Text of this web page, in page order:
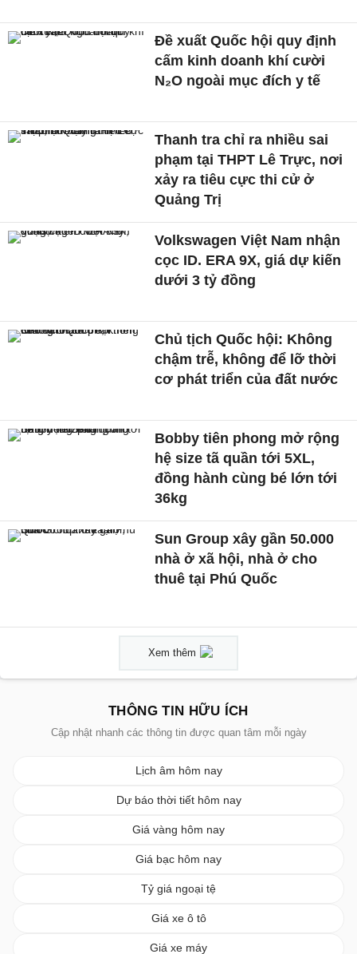
Đề xuất Quốc hội quy định
cấm kinh doanh khí cười
N₂O ngoài mục đích y tế
Thanh tra chỉ ra nhiều sai
phạm tại THPT Lê Trực, nơi
xảy ra tiêu cực thi cử ở
Quảng Trị
Volkswagen Việt Nam nhận
cọc ID. ERA 9X, giá dự kiến
dưới 3 tỷ đồng
Chủ tịch Quốc hội: Không
chậm trễ, không để lỡ thời
cơ phát triển của đất nước
Bobby tiên phong mở rộng
hệ size tã quần tới 5XL,
đồng hành cùng bé lớn tới
36kg
Sun Group xây gần 50.000
nhà ở xã hội, nhà ở cho
thuê tại Phú Quốc
Xem thêm
THÔNG TIN HỮU ÍCH
Cập nhật nhanh các thông tin được quan tâm mỗi ngày
Lịch âm hôm nay
Dự báo thời tiết hôm nay
Giá vàng hôm nay
Giá bạc hôm nay
Tỷ giá ngoại tệ
Giá xe ô tô
Giá xe máy